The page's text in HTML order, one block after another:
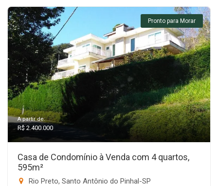
Pronto para Morar
A partir de:
R$ 2.400.000
Casa de Condomínio à Venda com 4 quartos,
595m²
Rio Preto, Santo Antônio do Pinhal-SP